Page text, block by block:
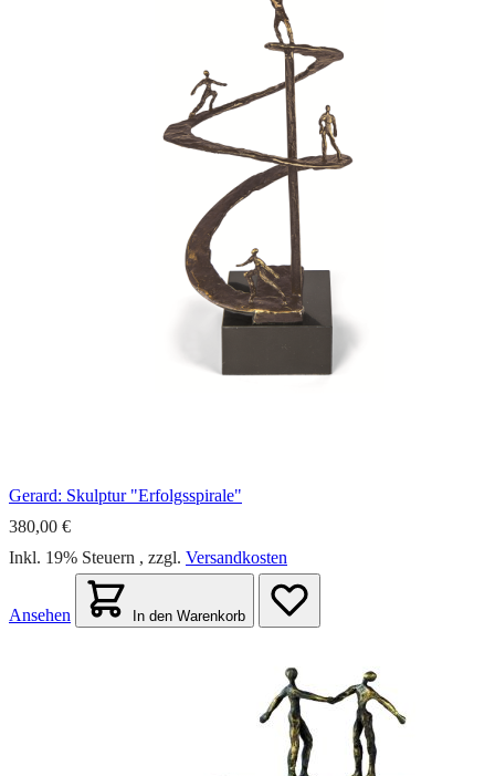
Gerard: Skulptur "Erfolgsspirale"
380,00 €
Inkl. 19% Steuern , zzgl. Versandkosten
Ansehen In den Warenkorb